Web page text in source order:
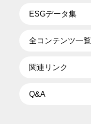
ESGデータ集
全コンテンツ一覧
関連リンク
Q&A